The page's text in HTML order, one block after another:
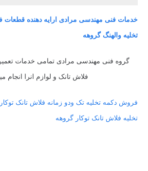
خدمات فنی مهندسی مرادی ارایه دهنده قطعات
تخلیه والهنگ گروهه
گروه فنی مهندسی مرادی تمامی خدمات
فلاش تانک و لوازم انرا انجام
فروش دکمه تخلیه تک ودو زمانه فلاش تانک
تخلیه فلاش تانک توکار گروهه